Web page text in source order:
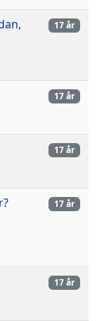
17 år
17 år
17 år
17 år
17 år